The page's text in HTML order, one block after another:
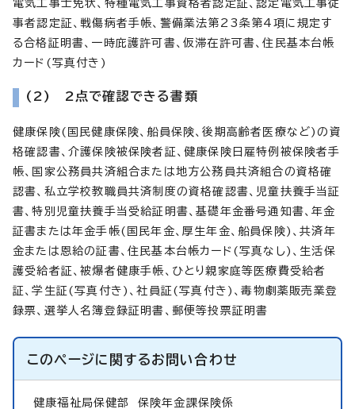
電気工事士免状、特種電気工事資格者認定証、認定電気工事従
事者認定証、戦傷病者手帳、警備業法第23条第4項に規定す
る合格証明書、一時庇護許可書、仮滞在許可書、住民基本台帳
カード(写真付き)
(2) 2点で確認できる書類
健康保険(国民健康保険、船員保険、後期高齢者医療など)の資
格確認書、介護保険被保険者証、健康保険日雇特例被保険者手
帳、国家公務員共済組合または地方公務員共済組合の資格確
認書、私立学校教職員共済制度の資格確認書、児童扶養手当証
書、特別児童扶養手当受給証明書、基礎年金番号通知書、年金
証書または年金手帳(国民年金、厚生年金、船員保険)、共済年
金または恩給の証書、住民基本台帳カード(写真なし)、生活保
護受給者証、被爆者健康手帳、ひとり親家庭等医療費受給者
証、学生証(写真付き)、社員証(写真付き)、毒物劇薬販売業登
録票、選挙人名簿登録証明書、郵便等投票証明書
このページに関するお問い合わせ
健康福祉局保健部 保険年金課保険係